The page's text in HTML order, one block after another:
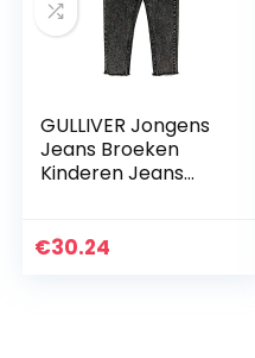
GULLIVER Jongens
Jeans Broeken
Kinderen Jeans
Elastisch Kids Boys
€30.24